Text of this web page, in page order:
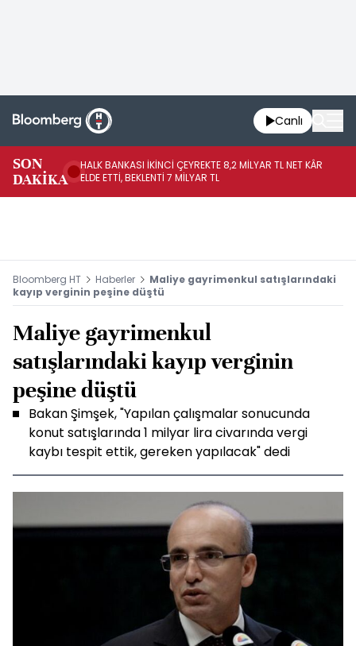
Canlı
SON
DAKİKA
HALK BANKASI İKİNCİ ÇEYREKTE 8,2 MİLYAR TL NET KÂR
ELDE ETTİ, BEKLENTİ 7 MİLYAR TL
Bloomberg HT Haberler
Maliye gayrimenkul satışlarındaki
kayıp verginin peşine düştü
Maliye gayrimenkul
satışlarındaki kayıp verginin
peşine düştü
Bakan Şimşek, "Yapılan çalışmalar sonucunda
konut satışlarında 1 milyar lira civarında vergi
kaybı tespit ettik, gereken yapılacak" dedi